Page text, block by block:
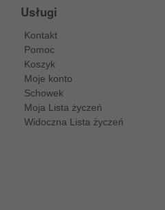
Usługi
Kontakt
Pomoc
Koszyk
Moje konto
Schowek
Moja Lista życzeń
Widoczna Lista życzeń